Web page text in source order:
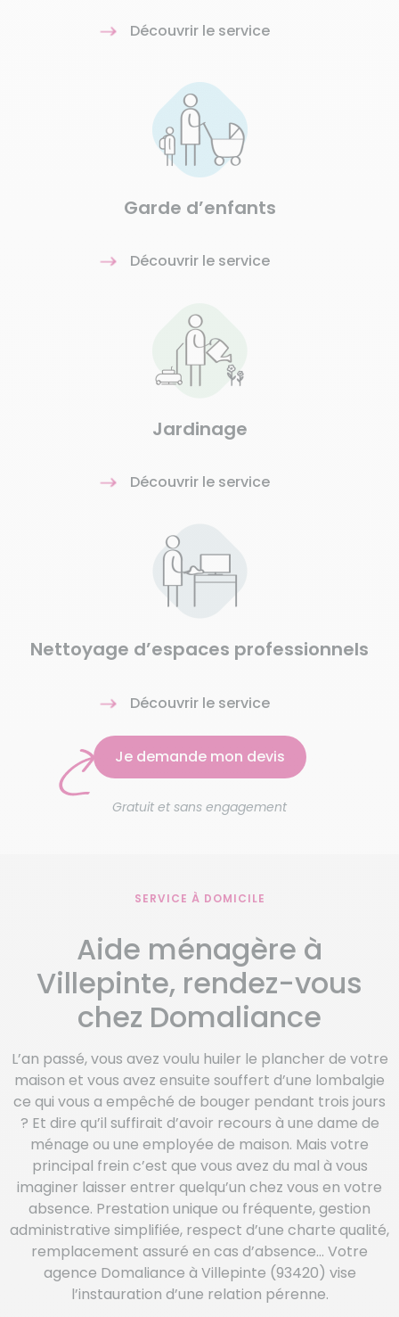
Découvrir le service
Garde d’enfants
Découvrir le service
Jardinage
Découvrir le service
Nettoyage d’espaces professionnels
Découvrir le service
Je demande mon devis
Gratuit et sans engagement
SERVICE À DOMICILE
Aide ménagère à
Villepinte, rendez-vous
chez Domaliance
L’an passé, vous avez voulu huiler le plancher de votre
maison et vous avez ensuite souffert d’une lombalgie
ce qui vous a empêché de bouger pendant trois jours
? Et dire qu’il suffirait d’avoir recours à une dame de
ménage ou une employée de maison. Mais votre
principal frein c’est que vous avez du mal à vous
imaginer laisser entrer quelqu’un chez vous en votre
absence. Prestation unique ou fréquente, gestion
administrative simplifiée, respect d’une charte qualité,
remplacement assuré en cas d’absence… Votre
agence Domaliance à Villepinte (93420) vise
l’instauration d’une relation pérenne.